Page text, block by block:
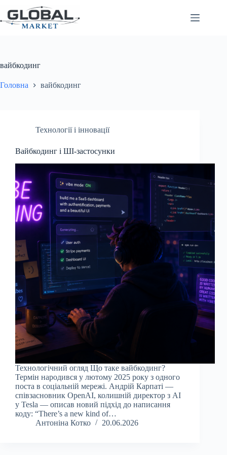
вмісту
вайбкодинг
Головна вайбкодинг
Технології і інновації
Вайбкодинг і ШІ-застосунки
Технологічний огляд Що таке вайбкодинг?
Термін народився у лютому 2025 року з одного
поста в соціальній мережі. Андрій Карпаті —
співзасновник OpenAI, колишній директор з AI
у Tesla — описав новий підхід до написання
коду: “There’s a new kind of…
Антоніна Котко
20.06.2026